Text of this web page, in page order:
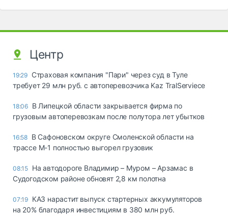
Центр
19:29 Страховая компания "Пари" через суд в Туле
требует 29 млн руб. с автоперевозчика Kaz TralServiece
18:06 В Липецкой области закрывается фирма по
грузовым автоперевозкам после полутора лет убытков
16:58 В Сафоновском округе Смоленской области на
трассе М-1 полностью выгорел грузовик
08:15 На автодороге Владимир – Муром – Арзамас в
Судогодском районе обновят 2,8 км полотна
07:19 КАЗ нарастит выпуск стартерных аккумуляторов
на 20% благодаря инвестициям в 380 млн руб.